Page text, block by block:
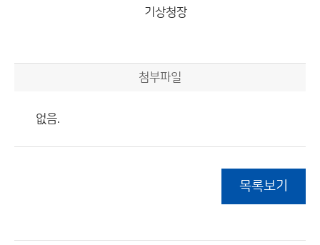
기상청장
첨부파일
없음.
목록보기